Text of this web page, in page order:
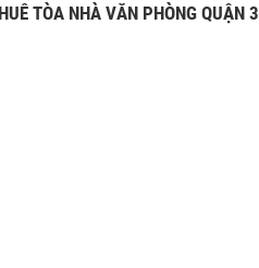
TÒA NHÀ VĂN PHÒNG QUẬN 3